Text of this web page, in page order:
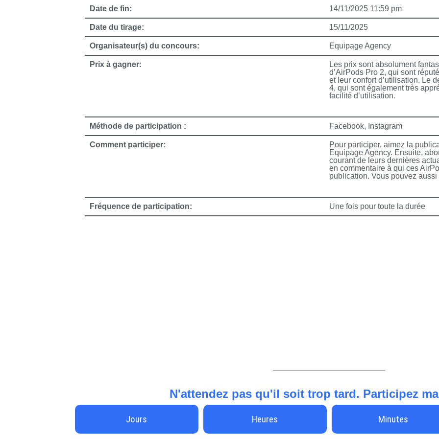
Date de fin: 14/11/2025 11:59 pm
Date du tirage: 15/11/2025
Organisateur(s) du concours: Equipage Agency
Prix à gagner:
Les prix sont absolument
d’AirPods Pro 2, qui sont
et leur confort d’utilisation. Le
4, qui sont également très
facilité d’utilisation.
Méthode de participation : Facebook, Instagram
Comment participer:
Pour participer, aimez la
Equipage Agency. Ensuite,
courant de leurs dernières
en commentaire à qui ces
publication. Vous pouvez
Fréquence de participation: Une fois pour toute la durée
N'attendez pas qu'il soit trop tard. Participez
Jours Heures Minutes